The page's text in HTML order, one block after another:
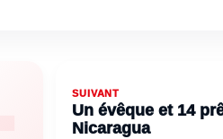
SUIVANT
Un évêque et 14
Nicaragua